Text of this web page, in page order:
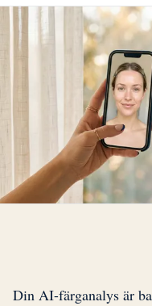
Din AI-färganalys är